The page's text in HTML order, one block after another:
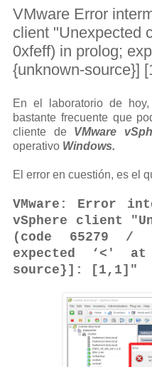
VMware Error
client "Unexpected
0xfeff) in prolog;
{unknown-source}]
En el laboratorio de
bastante frecuente que
cliente de VMware
operativo Windows.
El error en cuestión, es el
VMware: Error
vSphere client
(code 65279
expected ‘<' at
source}]: [1,1]"